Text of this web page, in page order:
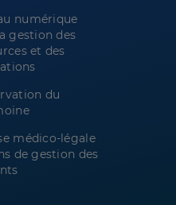
numérique
gestion des
et des
du
médico-légale
de gestion des